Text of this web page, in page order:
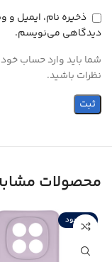
ذخیره نام، ایمیل و
دیدگاهی می‌نویسم.
شما باید وارد حساب
نظرات باشید.
محصولات
ناموجود